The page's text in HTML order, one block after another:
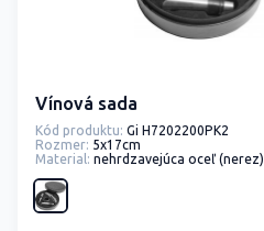
Vínová sada
Kód produktu: Gi H7202200PK2
Rozmer: 5x17cm
Material: nehrdzavejúca oceľ (nerez)